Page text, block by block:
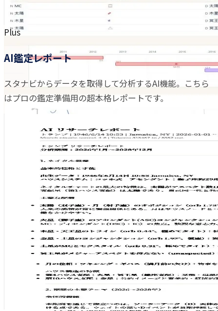
Plus
AI鑑定レポート
スタナビからデータを取得して分析するAI機能。こちら
はプロの鑑定準備用の超本格レポートです。